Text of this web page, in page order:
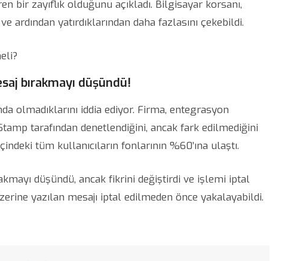
bir zayıflık olduğunu açıkladı. Bilgisayar korsanı,
ardından yatırdıklarından daha fazlasını çekebildi.
bırakmayı düşündü!
olmadıklarını iddia ediyor. Firma, entegrasyon
tarafından denetlendiğini, ancak fark edilmediğini
tüm kullanıcıların fonlarının %60’ına ulaştı.
düşündü, ancak fikrini değiştirdi ve işlemi iptal
yazılan mesajı iptal edilmeden önce yakalayabildi.